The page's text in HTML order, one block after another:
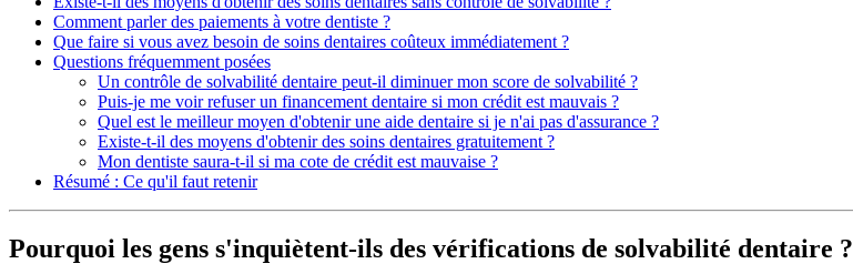
Comment parler des paiements à votre dentiste ?
Que faire si vous avez besoin de soins dentaires coûteux immédiatement ?
Questions fréquemment posées
Un contrôle de solvabilité dentaire peut-il diminuer mon score de solvabilité ?
Puis-je me voir refuser un financement dentaire si mon crédit est mauvais ?
Quel est le meilleur moyen d'obtenir une aide dentaire si je n'ai pas d'assurance ?
Existe-t-il des moyens d'obtenir des soins dentaires gratuitement ?
Mon dentiste saura-t-il si ma cote de crédit est mauvaise ?
Résumé : Ce qu'il faut retenir
Pourquoi les gens s'inquiètent-ils des vérifications de solvabilité dentaire ?